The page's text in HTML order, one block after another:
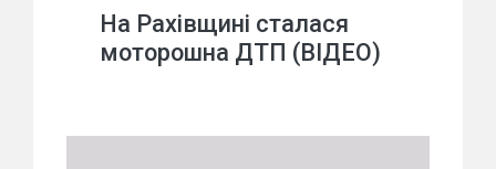
На Рахівщині сталася
моторошна ДТП (ВІДЕО)